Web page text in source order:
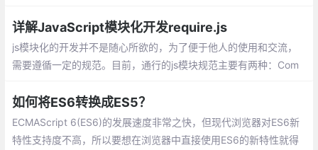
数的函数、列表解构
详解JavaScript模块化开发require.js
js模块化的开发并不是随心所欲的，为了便于他人的使用和交流，
需要遵循一定的规范。目前，通行的js模块规范主要有两种：Com
如何将ES6转换成ES5？
ECMAScript 6(ES6)的发展速度非常之快，但现代浏览器对ES6新
特性支持度不高，所以要想在浏览器中直接使用ES6的新特性就得